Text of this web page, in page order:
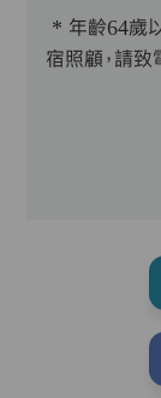
* 年齡64歲
宿照顧，請致